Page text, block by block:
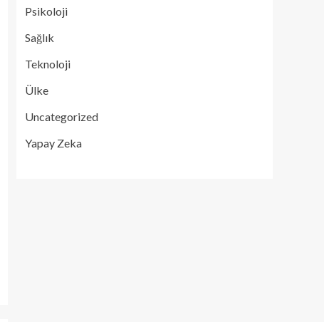
Psikoloji
Sağlık
Teknoloji
Ülke
Uncategorized
Yapay Zeka